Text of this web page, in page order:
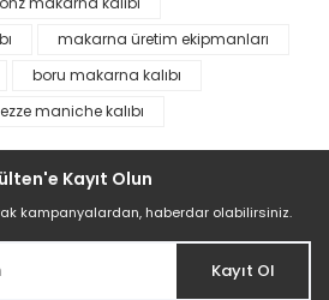
makarna üretim ekipmanları
boru makarna kalıbı
maniche kalıbı
Kayıt Olun
kampanyalardan, haberdar olabilirsiniz.
Kayıt Ol